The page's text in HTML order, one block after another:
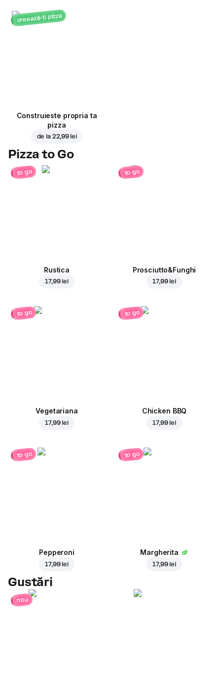
creează-ți pizza
Construieste propria ta
pizza
de la 22,99 lei
Pizza to Go
to go
Rustica
17,99 lei
to go
Prosciutto&Funghi
17,99 lei
to go
Vegetariana
17,99 lei
to go
Chicken BBQ
17,99 lei
to go
Pepperoni
17,99 lei
to go
Margherita
17,99 lei
Gustări
nou